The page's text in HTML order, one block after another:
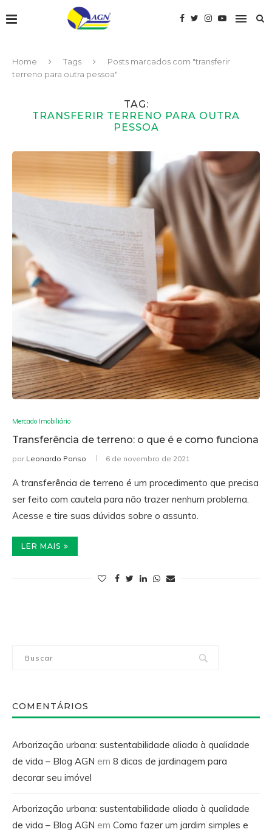
Home Tags
Posts marcados com "transferir
terreno para outra pessoa"
TAG:
TRANSFERIR TERRENO PARA OUTRA
PESSOA
Mercado Imobiliário
Transferência de terreno: o que é e como funciona
por Leonardo Ponso 6 de novembro de 2021
A transferência de terreno é um procedimento que precisa
ser feito com cautela para não trazer nenhum problema.
Acesse e tire suas dúvidas sobre o assunto.
LER MAIS
COMENTÁRIOS
Arborização urbana: sustentabilidade aliada à qualidade
de vida – Blog AGN em 8 dicas de jardinagem para
decorar seu imóvel
Arborização urbana: sustentabilidade aliada à qualidade
de vida – Blog AGN em Como fazer um jardim simples e